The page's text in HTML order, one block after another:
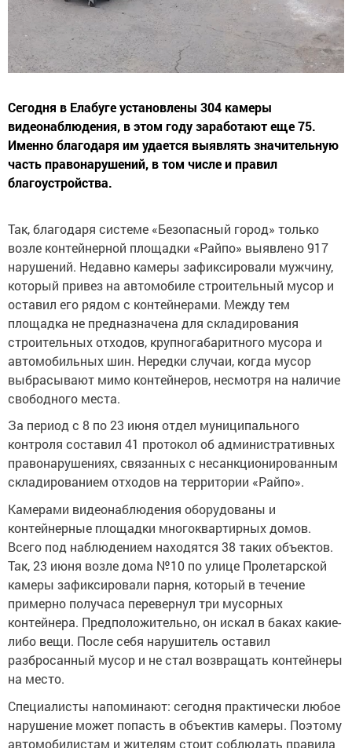
Сегодня в Елабуге установлены 304 камеры
видеонаблюдения, в этом году заработают еще 75.
Именно благодаря им удается выявлять значительную
часть правонарушений, в том числе и правил
благоустройства.
Так, благодаря системе «Безопасный город» только
возле контейнерной площадки «Райпо» выявлено 917
нарушений. Недавно камеры зафиксировали мужчину,
который привез на автомобиле строительный мусор и
оставил его рядом с контейнерами. Между тем
площадка не предназначена для складирования
строительных отходов, крупногабаритного мусора и
автомобильных шин. Нередки случаи, когда мусор
выбрасывают мимо контейнеров, несмотря на наличие
свободного места.
За период с 8 по 23 июня отдел муниципального
контроля составил 41 протокол об административных
правонарушениях, связанных с несанкционированным
складированием отходов на территории «Райпо».
Камерами видеонаблюдения оборудованы и
контейнерные площадки многоквартирных домов.
Всего под наблюдением находятся 38 таких объектов.
Так, 23 июня возле дома №10 по улице Пролетарской
камеры зафиксировали парня, который в течение
примерно получаса перевернул три мусорных
контейнера. Предположительно, он искал в баках какие-
либо вещи. После себя нарушитель оставил
разбросанный мусор и не стал возвращать контейнеры
на место.
Специалисты напоминают: сегодня практически любое
нарушение может попасть в объектив камеры. Поэтому
автомобилистам и жителям стоит соблюдать правила